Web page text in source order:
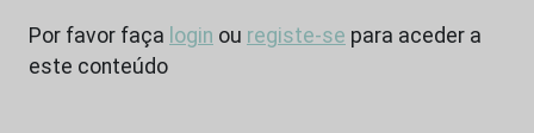
Por favor faça login ou registe-se para aceder a
este conteúdo